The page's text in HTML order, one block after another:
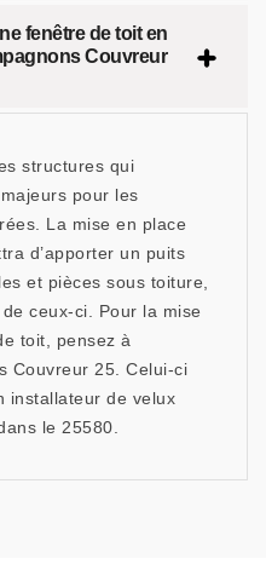
fenêtre de toit en
Couvreur
structures qui
pour les
La mise en place
d’apporter un puits
et pièces sous toiture,
ceux-ci. Pour la mise
toit, pensez à
Couvreur 25. Celui-ci
installateur de velux
le 25580.